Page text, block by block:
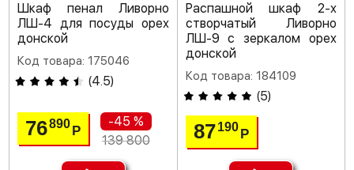
Шкаф пенал Ливорно
ЛШ-4 для посуды орех
донской
Код товара: 175046
(4.5)
76890 Р
-45 %
139 800
Распашной шкаф 2-х
створчатый Ливорно
ЛШ-9 с зеркалом орех
донской
Код товара: 184109
(5)
87 190 Р